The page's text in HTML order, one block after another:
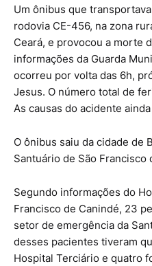
Um ônibus que
rodovia CE-456, na zona
Ceará, e provocou a morte
informações da Guarda
ocorreu por volta das 6h,
Jesus. O número total de
As causas do acidente
O ônibus saiu da cidade de
Santuário de São Francisco
Segundo informações do
Francisco de Canindé, 23
setor de emergência da
desses pacientes tiveram
Hospital Terciário e quatro